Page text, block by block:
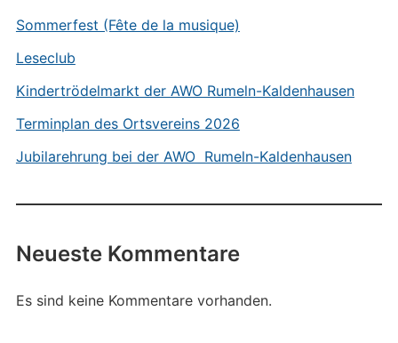
Sommerfest (Fête de la musique)
Leseclub
Kindertrödelmarkt der AWO Rumeln-Kaldenhausen
Terminplan des Ortsvereins 2026
Jubilarehrung bei der AWO Rumeln-Kaldenhausen
Neueste Kommentare
Es sind keine Kommentare vorhanden.